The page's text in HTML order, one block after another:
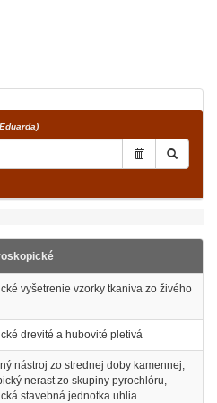
vyšetrenie vzorky tkaniva zo živého
drevité a hubovité pletivá
nástroj zo strednej doby kamennej,
nerast zo skupiny pyrochlóru,
stavebná jednotka uhlia